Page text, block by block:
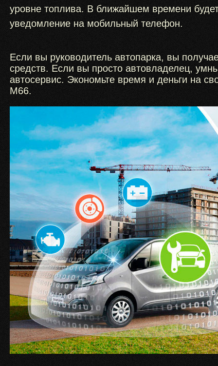
уровне топлива. В ближайшем времени
уведомление на мобильный телефон.
Если вы руководитель автопарка, вы
средств. Если вы просто автовладелец,
автосервис. Экономьте время и деньги на
М66.